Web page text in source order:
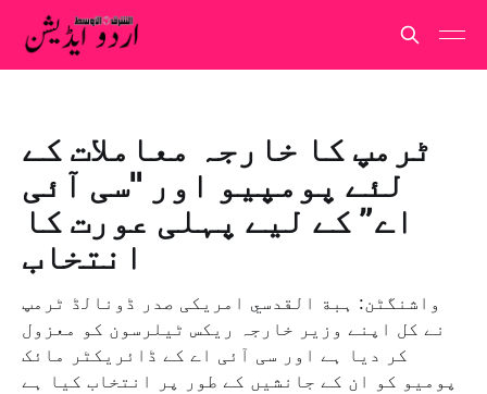
ٹرمپ کا خارجہ معاملات کے
لئے پومپیو اور "سی آئی
اے” کے لیے پہلی عورت کا
انتخاب
واشنگٹن: ہبة القدسي امریکی صدر ڈونالڈ ٹرمپ
نے کل اپنے وزیر خارجہ ریکس ٹیلرسون کو معزول
کر دیا ہے اور سی آئی اے کے ڈائریکٹر مائک
پومیو کو ان کے جانشیں کے طور پر انتخاب کیا ہے